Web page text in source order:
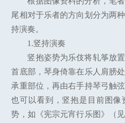
尾相对于乐者的方向划分为两
持演奏。
1.竖持演奏
竖抱姿势为乐伎将轧筝放
首底部，琴身倚靠在乐人肩膀
承重部位，再由右手持琴弓触
也可以看到，竖抱是目前图像
势，如《宪宗元宵行乐图》（